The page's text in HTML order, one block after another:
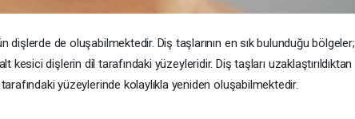
de oluşabilmektedir. Diş taşlarının en sık bulunduğu bölgeler;
kesici dişlerin dil tarafındaki yüzeyleridir. Diş taşları uzaklaştırıldıktan
yüzeylerinde kolaylıkla yeniden oluşabilmektedir.